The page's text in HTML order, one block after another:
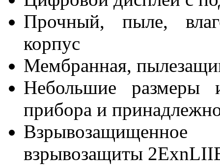
Прочный, пыле,
корпус
Мембранная,
Небольшие размеры
прибора и
взрывозащиты